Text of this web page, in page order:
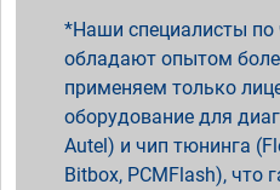
Наши специалисты по
обладают опытом
применяем только
оборудование для
Autel) и чип тюнинга
Bitbox, PCMFlash), что